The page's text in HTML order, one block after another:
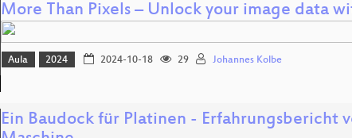
More Than Pixels – Unlock your image data
Aula 2024 2024-10-18 29 Johannes Kolbe
Ein Baudock für Platinen - Erfahrungsbericht